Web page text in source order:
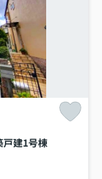
戸建1号棟